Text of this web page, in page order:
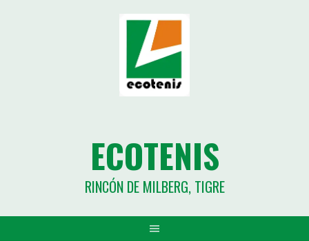
ECOTENIS
RINCÓN DE MILBERG, TIGRE